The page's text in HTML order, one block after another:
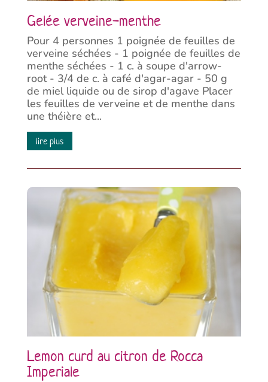
Gelée verveine-menthe
Pour 4 personnes 1 poignée de feuilles de
verveine séchées - 1 poignée de feuilles de
menthe séchées - 1 c. à soupe d'arrow-
root - 3/4 de c. à café d'agar-agar - 50 g
de miel liquide ou de sirop d'agave Placer
les feuilles de verveine et de menthe dans
une théière et...
lire plus
Lemon curd au citron de Rocca
Imperiale